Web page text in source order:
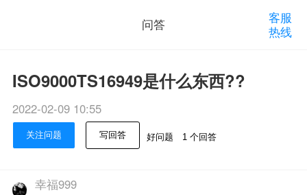
问答
客服
热线
ISO9000TS16949是什么东西??
2022-02-09 10:55
关注问题 写回答 好问题 1 个回答
幸福999